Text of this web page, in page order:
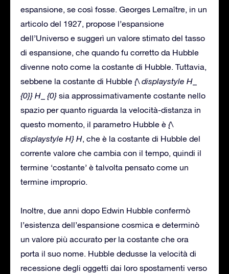
espansione, se così fosse. Georges Lemaître, in un
articolo del 1927, propose l’espansione
dell’Universo e suggerì un valore stimato del tasso
di espansione, che quando fu corretto da Hubble
divenne noto come la costante di Hubble. Tuttavia,
sebbene la costante di Hubble {\ displaystyle H_
{0}} H_ {0} sia approssimativamente costante nello
spazio per quanto riguarda la velocità-distanza in
questo momento, il parametro Hubble è {\
displaystyle H} H, che è la costante di Hubble del
corrente valore che cambia con il tempo, quindi il
termine ‘costante’ è talvolta pensato come un
termine improprio.
Inoltre, due anni dopo Edwin Hubble confermò
l’esistenza dell’espansione cosmica e determinò
un valore più accurato per la costante che ora
porta il suo nome. Hubble dedusse la velocità di
recessione degli oggetti dai loro spostamenti verso